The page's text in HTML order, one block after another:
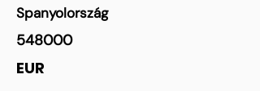
Spanyolország
548000
EUR